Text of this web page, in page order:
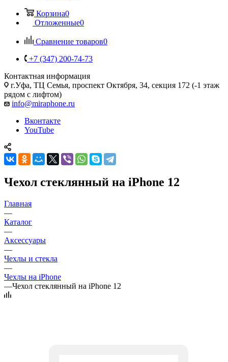
Корзина0
Отложенные0
Сравнение товаров0
+7 (347) 200-74-73
Контактная информация
г.Уфа, ТЦ Семья, проспект Октября, 34, секция 172 (-1 этаж
рядом с лифтом)
info@miraphone.ru
Вконтакте
YouTube
Чехол стеклянный на iPhone 12
Главная
—
Каталог
—
Аксессуары
—
Чехлы и стекла
—
Чехлы на iPhone
—Чехол стеклянный на iPhone 12